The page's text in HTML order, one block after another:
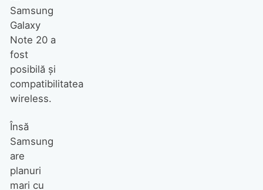
Samsung
Galaxy
Note 20 a
fost
posibilă și
compatibilitatea
wireless.
Însă
Samsung
are
planuri
mari cu